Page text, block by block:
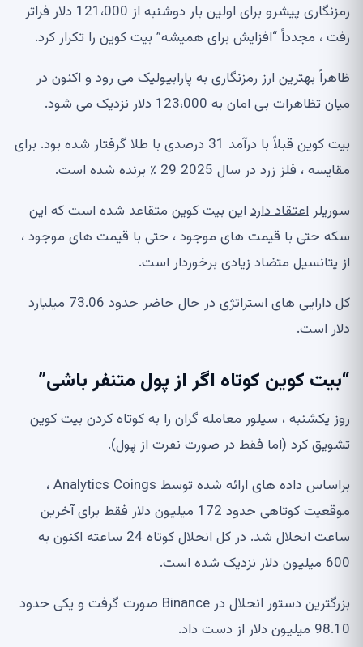
رمزنگاری پیشرو برای اولین بار دوشنبه از 121،000 دلار فراتر
رفت ، مجدداً “افزایش برای همیشه” بیت کوین را تکرار کرد.
ظاهراً بهترین ارز رمزنگاری به پارابیولیک می رود و اکنون در
میان تظاهرات بی امان به 123،000 دلار نزدیک می شود.
بیت کوین قبلاً با درآمد 31 درصدی با طلا گرفتار شده بود. برای
مقایسه ، فلز زرد در سال 2025 29 ٪ برنده شده است.
سوریلر اعتقاد دارد این بیت کوین متقاعد شده است که این
سکه حتی با قیمت های موجود ، حتی با قیمت های موجود ،
از پتانسیل متضاد زیادی برخوردار است.
کل دارایی های استراتژی در حال حاضر حدود 73.06 میلیارد
دلار است.
“بیت کوین کوتاه اگر از پول متنفر باشی”
روز یکشنبه ، سیلور معامله گران را به کوتاه کردن بیت کوین
تشویق کرد (اما فقط در صورت نفرت از پول).
براساس داده های ارائه شده توسط Analytics Coings ،
موقعیت کوتاهی حدود 172 میلیون دلار فقط برای آخرین
ساعت انحلال شد. در کل انحلال کوتاه 24 ساعته اکنون به
600 میلیون دلار نزدیک شده است.
بزرگترین دستور انحلال در Binance صورت گرفت و یکی حدود
98.10 میلیون دلار از دست داد.